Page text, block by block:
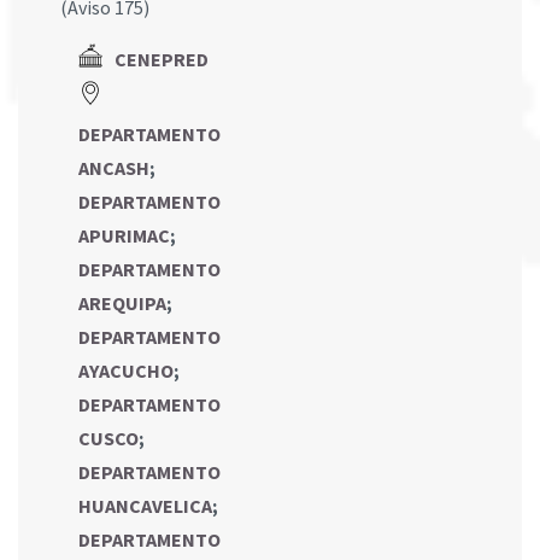
(Aviso 175)
CENEPRED
DEPARTAMENTO
ANCASH;
DEPARTAMENTO
APURIMAC;
DEPARTAMENTO
AREQUIPA;
DEPARTAMENTO
AYACUCHO;
DEPARTAMENTO
CUSCO;
DEPARTAMENTO
HUANCAVELICA;
DEPARTAMENTO